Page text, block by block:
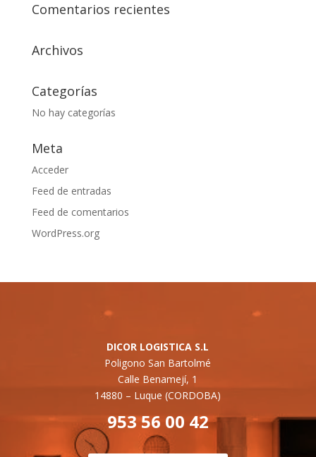
Comentarios recientes
Archivos
Categorías
No hay categorías
Meta
Acceder
Feed de entradas
Feed de comentarios
WordPress.org
DICOR LOGISTICA S.L
Poligono San Bartolmé
Calle Benamejí, 1
14880 – Luque (CORDOBA)
953 56 00 42